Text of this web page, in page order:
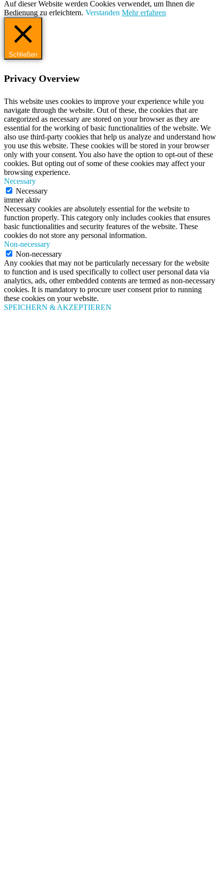
Auf dieser Website werden Cookies verwendet, um Ihnen die
Bedienung zu erleichtern. Verstanden Mehr erfahren
Schließen
Privacy Overview
This website uses cookies to improve your experience while you
navigate through the website. Out of these, the cookies that are
categorized as necessary are stored on your browser as they are
essential for the working of basic functionalities of the website. We
also use third-party cookies that help us analyze and understand how
you use this website. These cookies will be stored in your browser
only with your consent. You also have the option to opt-out of these
cookies. But opting out of some of these cookies may affect your
browsing experience.
Necessary
Necessary
immer aktiv
Necessary cookies are absolutely essential for the website to
function properly. This category only includes cookies that ensures
basic functionalities and security features of the website. These
cookies do not store any personal information.
Non-necessary
Non-necessary
Any cookies that may not be particularly necessary for the website
to function and is used specifically to collect user personal data via
analytics, ads, other embedded contents are termed as non-necessary
cookies. It is mandatory to procure user consent prior to running
these cookies on your website.
SPEICHERN & AKZEPTIEREN